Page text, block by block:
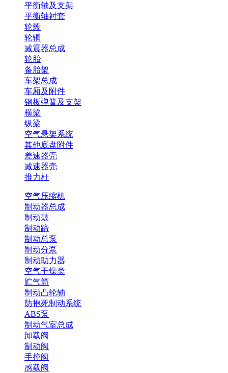
平衡轴及支架
平衡轴衬套
轮毂
轮辋
减震器总成
轮胎
备胎架
车架总成
车厢及附件
钢板弹簧及支架
横梁
纵梁
空气悬架系统
其他底盘附件
差速器壳
减速器壳
推力杆
空气压缩机
制动器总成
制动鼓
制动蹄
制动总泵
制动分泵
制动助力器
空气干燥类
贮气筒
制动凸轮轴
防抱死制动系统
ABS泵
制动气室总成
卸载阀
制动阀
手控阀
感载阀